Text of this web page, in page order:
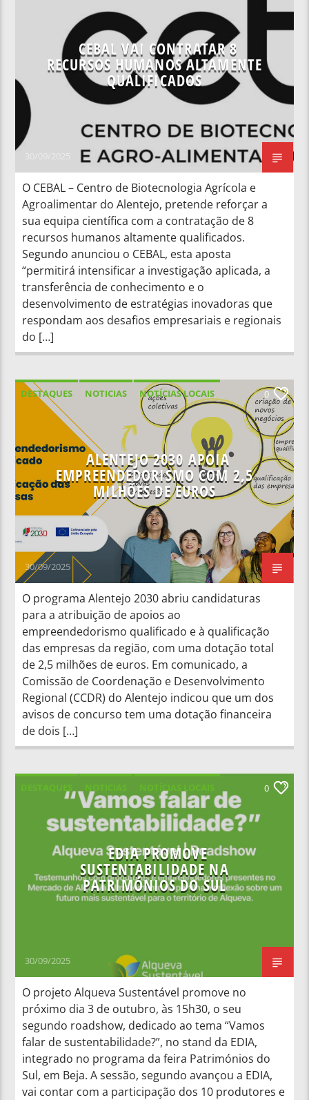
CEBAL VAI CONTRATAR 8
RECURSOS HUMANOS ALTAMENTE
QUALIFICADOS
O CEBAL – Centro de Biotecnologia Agrícola e
Agroalimentar do Alentejo, pretende reforçar a
sua equipa científica com a contratação de 8
recursos humanos altamente qualificados.
Segundo anunciou o CEBAL, esta aposta
“permitirá intensificar a investigação aplicada, a
transferência de conhecimento e o
desenvolvimento de estratégias inovadoras que
respondam aos desafios empresariais e regionais
do […]
DESTAQUES NOTICIAS
NOTÍCIAS LOCAIS
NOTÍCIAS NACIONAIS
0
ALENTEJO 2030 APOIA
EMPREENDEDORISMO COM 2,5
MILHÕES DE EUROS
30/09/2025
O programa Alentejo 2030 abriu candidaturas
para a atribuição de apoios ao
empreendedorismo qualificado e à qualificação
das empresas da região, com uma dotação total
de 2,5 milhões de euros. Em comunicado, a
Comissão de Coordenação e Desenvolvimento
Regional (CCDR) do Alentejo indicou que um dos
avisos de concurso tem uma dotação financeira
de dois […]
DESTAQUES NOTICIAS
NOTÍCIAS LOCAIS
NOTÍCIAS NACIONAIS
0
EDIA PROMOVE
SUSTENTABILIDADE NA
PATRIMÓNIOS DO SUL
30/09/2025
O projeto Alqueva Sustentável promove no
próximo dia 3 de outubro, às 15h30, o seu
segundo roadshow, dedicado ao tema “Vamos
falar de sustentabilidade?”, no stand da EDIA,
integrado no programa da feira Patrimónios do
Sul, em Beja. A sessão, segundo avançou a EDIA,
vai contar com a participação dos 10 produtores e